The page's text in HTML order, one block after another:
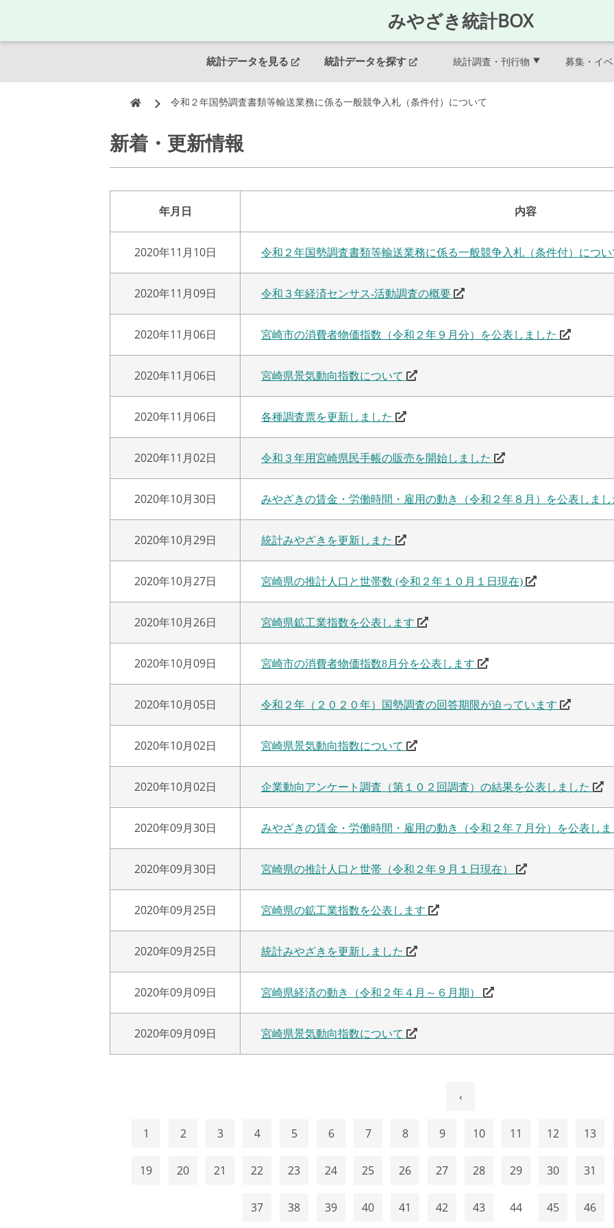
みやざき統計BOX
統計データを見る 統計データを探す 統計調査・刊行物 募集・イ
令和２年国勢調査書類等輸送業務に係る一般競争入札（条件付）について
新着・更新情報
年月日 内容
2020年11月10日 令和２年国勢調査書類等輸送業務に係る一般競争入札（条件付）につ
2020年11月09日 令和３年経済センサス-活動調査の概要
2020年11月06日 宮崎市の消費者物価指数（令和２年９月分）を公表しました
2020年11月06日 宮崎県景気動向指数について
2020年11月06日 各種調査票を更新しました
2020年11月02日 令和３年用宮崎県民手帳の販売を開始しました
2020年10月30日 みやざきの賃金・労働時間・雇用の動き（令和２年８月）を公表しま
2020年10月29日 統計みやざきを更新しまた
2020年10月27日 宮崎県の推計人口と世帯数 (令和２年１０月１日現在)
2020年10月26日 宮崎県鉱工業指数を公表します
2020年10月09日 宮崎市の消費者物価指数8月分を公表します
2020年10月05日 令和２年（２０２０年）国勢調査の回答期限が迫っています
2020年10月02日 宮崎県景気動向指数について
2020年10月02日 企業動向アンケート調査（第１０２回調査）の結果を公表しました
2020年09月30日 みやざきの賃金・労働時間・雇用の動き（令和２年７月分）を公表し
2020年09月30日 宮崎県の推計人口と世帯（令和２年９月１日現在）
2020年09月25日 宮崎県の鉱工業指数を公表します
2020年09月25日 統計みやざきを更新しました
2020年09月09日 宮崎県経済の動き（令和２年４月～６月期）
2020年09月09日 宮崎県景気動向指数について
‹
1 2 3 4 5 6 7 8 9 10 11 12 13
19 20 21 22 23 24 25 26 27 28 29 30 31
37 38 39 40 41 42 43 44 45 46